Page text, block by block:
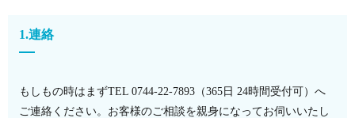
1.連絡
もしもの時はまずTEL 0744-22-7893（365日 24時間受付可）へ
ご連絡ください。お客様のご相談を親身になってお伺いいたし